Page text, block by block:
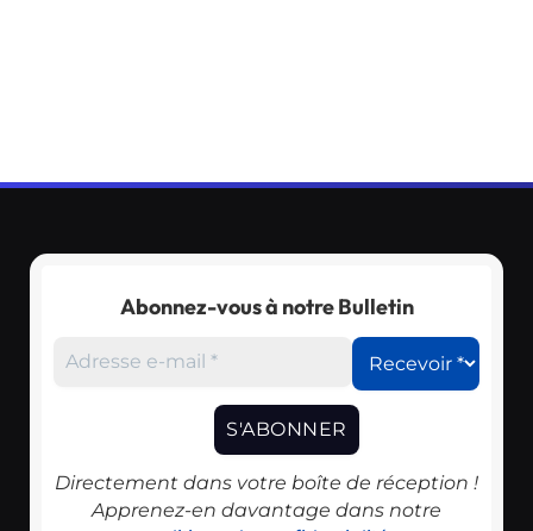
Abonnez-vous à notre Bulletin
Directement dans votre boîte de réception !
Apprenez-en davantage dans notre